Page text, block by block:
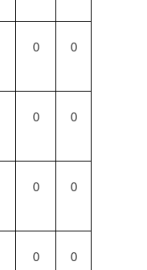
0 0
0 0
0 0
0 0